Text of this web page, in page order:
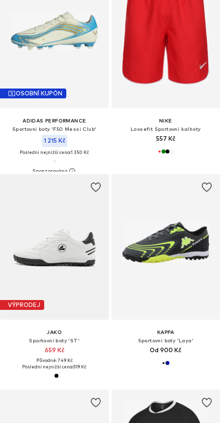
OSOBNÍ KUPÓN
ADIDAS PERFORMANCE
Sportovní boty 'F50 Messi Club'
1 215 Kč
Poslední nejnižší cena:1 350 Kč
NIKE
Loosefit Sportovní kalhoty
557 Kč
VÝPRODEJ
JAKO
Sportovní boty 'ST'
659 Kč
Původně: 749 Kč
Poslední nejnižší cena:519 Kč
KAPPA
Sportovní boty 'Laya'
Od 900 Kč